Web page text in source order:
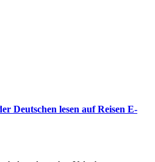
Deutschen lesen auf Reisen E-